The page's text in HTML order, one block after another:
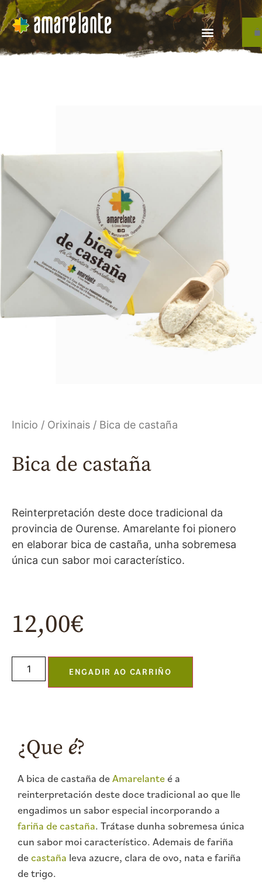
Inicio / Orixinais / Bica de castaña
Bica de castaña
Reinterpretación deste doce tradicional da
provincia de Ourense. Amarelante foi pionero
en elaborar bica de castaña, unha sobremesa
única cun sabor moi característico.
12,00€
ENGADIR AO CARRIÑO
¿Que é?
A bica de castaña deAmarelanteé a
reinterpretación deste doce tradicional ao que lle
engadimos un sabor especial incorporando a
fariña de castaña. Trátase dunha sobremesa única
cun sabor moi característico. Ademais de fariña
decastaña leva azucre, clara de ovo, nata e fariña
de trigo.